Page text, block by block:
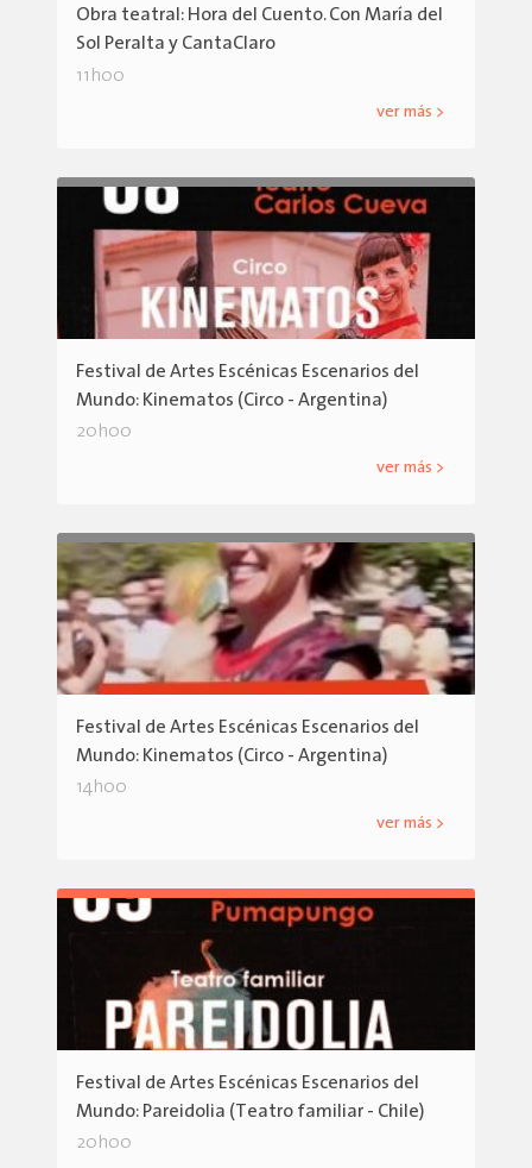
Obra teatral: Hora del Cuento. Con María del
Sol Peralta y CantaClaro
11h00
ver más >
Festival de Artes Escénicas Escenarios del
Mundo: Kinematos (Circo - Argentina)
20h00
ver más >
Festival de Artes Escénicas Escenarios del
Mundo: Kinematos (Circo - Argentina)
14h00
ver más >
Festival de Artes Escénicas Escenarios del
Mundo: Pareidolia (Teatro familiar - Chile)
20h00